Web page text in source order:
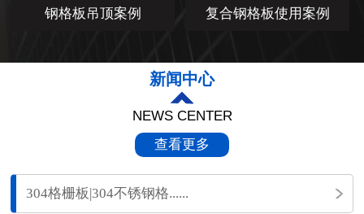
钢格板吊顶案例 复合钢格板使用案例
新闻中心
NEWS CENTER
查看更多
304格栅板|304不锈钢格......